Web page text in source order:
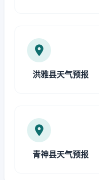
洪雅县天气预报
青神县天气预报